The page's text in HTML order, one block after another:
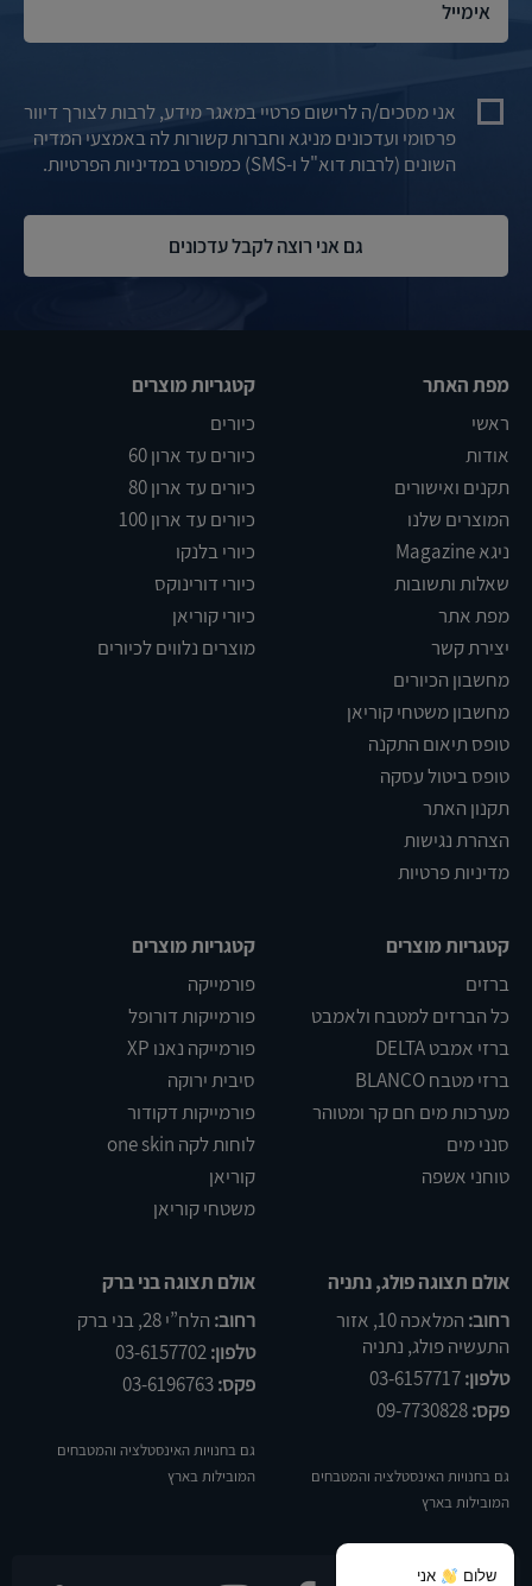
אני מסכים/ה לרישום פרטיי במאגר מידע, לרבות לצורך דיוור
פרסומי ועדכונים מניגא וחברות קשורות לה באמצעי המדיה
השונים (לרבות דוא"ל ו-SMS) כמפורט במדיניות הפרטיות.
מפת האתר
ראשי
אודות
תקנים ואישורים
המוצרים שלנו
ניגא Magazine
שאלות ותשובות
מפת אתר
יצירת קשר
מחשבון הכיורים
מחשבון משטחי קוריאן
טופס תיאום התקנה
טופס ביטול עסקה
תקנון האתר
הצהרת נגישות
מדיניות פרטיות
קטגריות מוצרים
כיורים
כיורים עד ארון 60
כיורים עד ארון 80
כיורים עד ארון 100
כיורי בלנקו
כיורי דורינוקס
כיורי קוריאן
מוצרים נלווים לכיורים
קטגריות מוצרים
ברזים
כל הברזים למטבח ולאמבט
ברזי אמבט DELTA
ברזי מטבח BLANCO
מערכות מים חם קר ומטוהר
סנני מים
טוחני אשפה
קטגריות מוצרים
פורמייקה
פורמייקות דורופל
פורמייקה נאנו XP
סיבית ירוקה
פורמייקות דקודור
לוחות לקה one skin
קוריאן
משטחי קוריאן
אולם תצוגה פולג, נתניה
רחוב:
המלאכה 10, אזור
התעשיה פולג, נתניה
טלפון:03-6157717
פקס:
גם בחנויות האינסטלציה והמטבחים
המובילות בארץ
אולם תצוגה בני ברק
רחוב: הלח”י 28, בני ברק
טלפון:03-6157702
פקס:
גם בחנויות האינסטלציה והמטבחים
המובילות בארץ
שלום
אני